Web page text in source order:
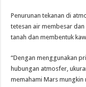
Penurunan tekanan di
tetesan air membesar
tanah dan membentuk
“Dengan menggunakan
hubungan atmosfer,
memahami Mars